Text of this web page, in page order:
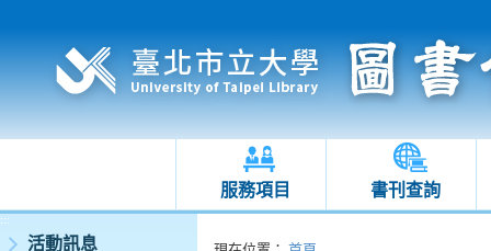
服務項目 書刊查詢
:::
活動訊息 :::